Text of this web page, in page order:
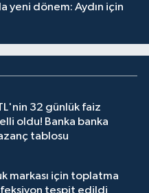
yeni dönem: Aydın için
32 günlük faiz
oldu! Banka banka
tablosu
markası için toplatma